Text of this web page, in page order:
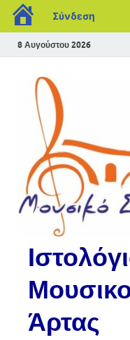
Σύνδεση
8 Αυγούστου 2026
Άρτας